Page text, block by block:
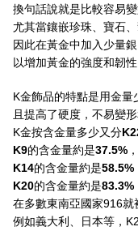
換句話說就是比較容易
尤其當鑲嵌珍珠、寶石
因此在黃金中加入少量
以增加黃金的強度和韌
K金飾品的特點是用金量
且提高了硬度，不易變形
K金按含金量多少又分
K9的含金量約是37.5%，
K14的含金量約是58.5%
K20的含金量約是83.3%
在多數東南亞國家916就
例如義大利、日本等，